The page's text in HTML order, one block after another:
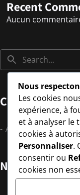
Recent
Aucun
Catégories
Aucune catégorie
Newsletter
Nous
Les cookies
expérience, à
et à analyser le
cookies à
Personnaliser.
consentir ou
cookies non